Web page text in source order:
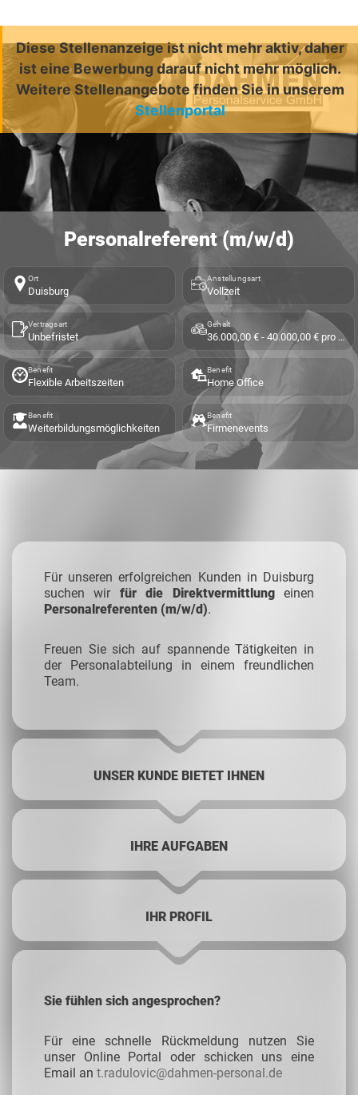
Diese Stellenanzeige ist nicht mehr aktiv, daher
ist eine Bewerbung darauf nicht mehr möglich.
Weitere Stellenangebote finden Sie in unserem
Stellenportal
Personalreferent (m/w/d)
Ort
Duisburg
Anstellungsart
Vollzeit
Vertragsart
Unbefristet
Gehalt
36.000,00 € - 40.000,00 € pro Jahr
Benefit
Flexible Arbeitszeiten
Benefit
Home Office
Benefit
Weiterbildungsmöglichkeiten
Benefit
Firmenevents
Für unseren erfolgreichen Kunden in Duisburg
suchen wir für die Direktvermittlungeinen
Personalreferenten (m/w/d).
Freuen Sie sich auf spannende Tätigkeiten in
der Personalabteilung in einem freundlichen
Team.
UNSER KUNDE BIETET IHNEN
IHRE AUFGABEN
IHR PROFIL
Sie fühlen sich angesprochen?
Für eine schnelle Rückmeldung nutzen Sie
unser Online Portal oder schicken uns eine
Email an t.radulovic@dahmen-personal.de